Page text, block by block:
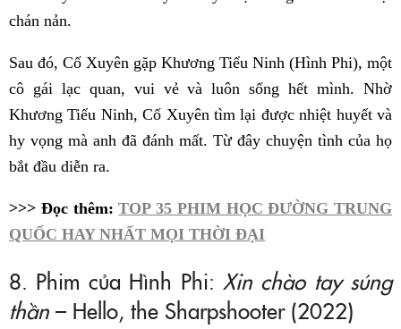
chán nản.
Sau đó, Cố Xuyên gặp Khương Tiểu Ninh (Hình Phi), một
cô gái lạc quan, vui vẻ và luôn sống hết mình. Nhờ
Khương Tiểu Ninh, Cố Xuyên tìm lại được nhiệt huyết và
hy vọng mà anh đã đánh mất. Từ đây chuyện tình của họ
bắt đầu diễn ra.
>>> Đọc thêm:TOP 35 PHIM HỌC ĐƯỜNG TRUNG
QUỐC HAY NHẤT MỌI THỜI ĐẠI
8. Phim của Hình Phi: Xin chào tay súng
thần – Hello, the Sharpshooter (2022)